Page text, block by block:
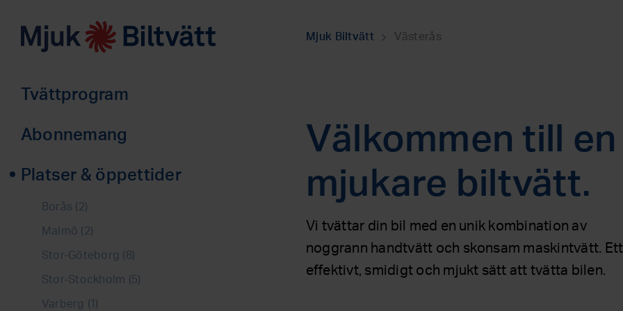
Tvättprogram
Abonnemang
Företag
Platser & öppettider
Borås (2)
Malmö (2)
Stor-Göteborg (8)
Stor-Stockholm (5)
Varberg (1)
Mjuk Biltvätt chevron_right Västerås
Välkommen till en
mjukare biltvätt.
Vi tvättar din bil med en unik kombination av
noggrann handtvätt och skonsam maskintvätt. Ett
effektivt, smidigt och mjukt sätt att tvätta bilen.